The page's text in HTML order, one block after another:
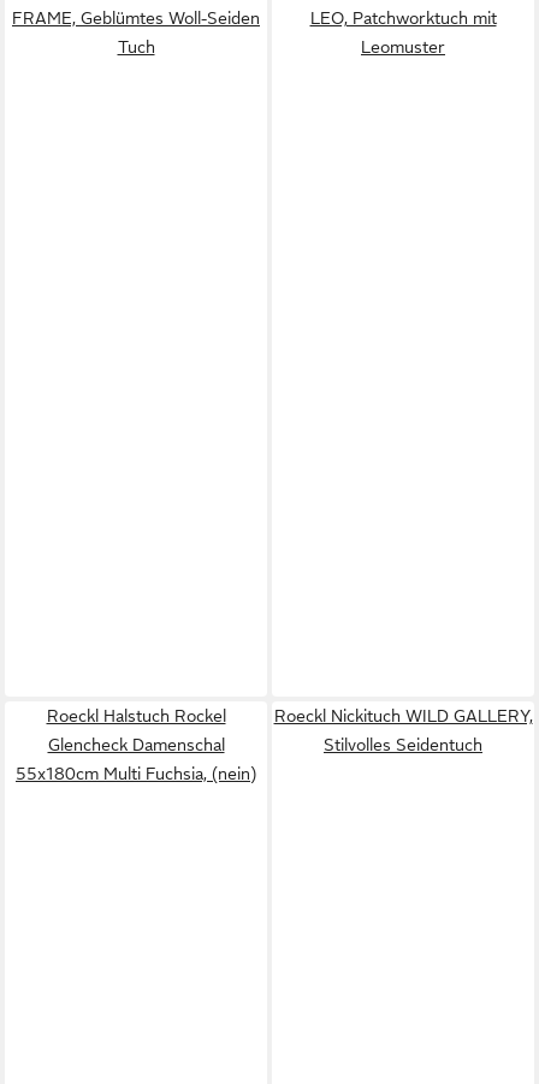
FRAME, Geblümtes Woll-Seiden
Tuch
LEO, Patchworktuch mit
Leomuster
Roeckl Halstuch Rockel
Glencheck Damenschal
55x180cm Multi Fuchsia, (nein)
Roeckl Nickituch WILD GALLERY,
Stilvolles Seidentuch